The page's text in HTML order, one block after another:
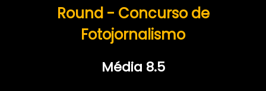
Round - Concurso de
Fotojornalismo
Média 8.5